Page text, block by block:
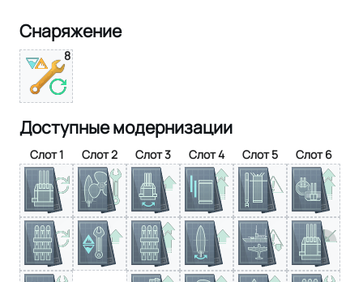
Снаряжение
8
Доступные модернизации
Слот 1 Слот 2 Слот 3 Слот 4 Слот 5 Слот 6